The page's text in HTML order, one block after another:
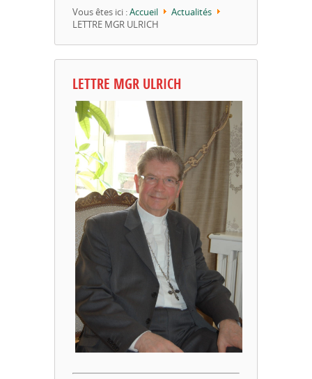
Vous êtes ici :Accueil
Actualités
LETTRE MGR ULRICH
LETTRE MGR ULRICH